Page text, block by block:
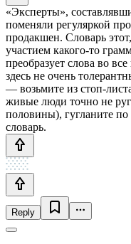
«Эксперты»,
поменяли регуляркой
продакшен. Словарь
участием какого-то
преобразует слова во
здесь не очень
— возьмите из стоп-
живые люди точно не
половины), гугланите
словарь.
Reply